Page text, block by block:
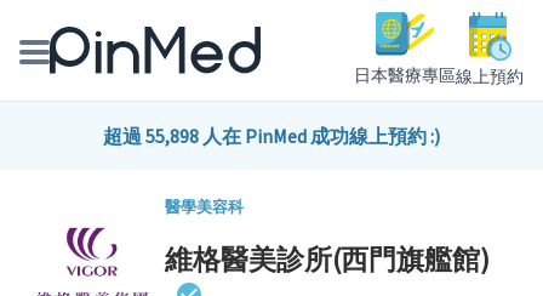
日本醫療專區線上預約
線上預約醫師、院所
健康主題館
超過 55,898 人在 PinMed 成功線上預約 :)
醫學美容科
維格醫美診所(西門旗艦館)